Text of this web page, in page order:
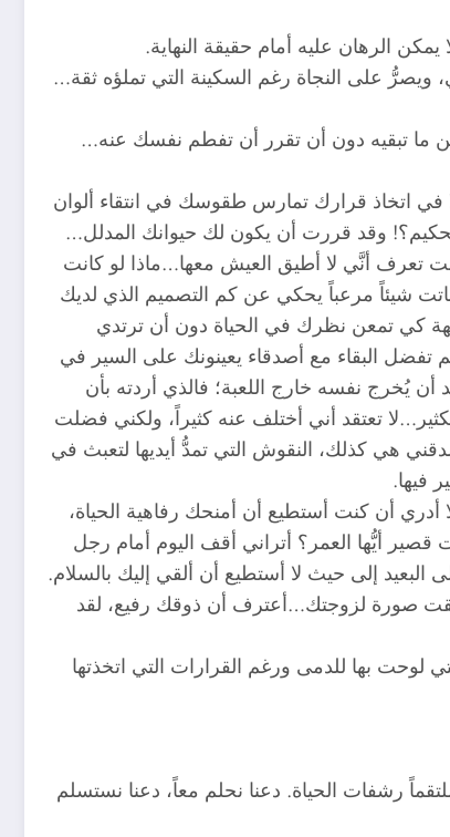
الرهان عليه أمام حقيقة النهاية.
على النجاة رغم السكينة التي تملؤه ثقة…
ما تبقيه دون أن تقرر أن تفطم نفسك عنه…
اتخاذ قرارك تمارس طقوسك في انتقاء ألوان
وقد قررت أن يكون لك حيوانك المدلل…
تعرف أنَّي لا أطيق العيش معها…ماذا لو كانت
شيئاً مرعباً يحكي عن كم التصميم الذي لديك
كي تمعن نظرك في الحياة دون أن ترتدي
تفضل البقاء مع أصدقاء يعينونك على السير في
يُخرج نفسه خارج اللعبة؛ فالذي أردته بأن
تعتقد أني أختلف عنه كثيراً، ولكني فضلت
هي كذلك، النقوش التي تمدُّ أيديها لتعبث في
فيها.
أن كنت أستطيع أن أمنحك رفاهية الحياة،
أيُّها العمر؟ أتراني أقف اليوم أمام رجل
إلى حيث لا أستطيع أن ألقي إليك بالسلام.
صورة لزوجتك…أعترف أن ذوقك رفيع، لقد
بها للدمى ورغم القرارات التي اتخذتها
رشفات الحياة. دعنا نحلم معاً، دعنا نستسلم